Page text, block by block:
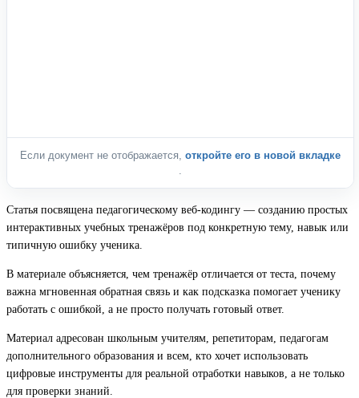
Если документ не отображается, откройте его в новой вкладке
Статья посвящена педагогическому веб-кодингу — созданию простых
интерактивных учебных тренажёров под конкретную тему, навык или
типичную ошибку ученика.
В материале объясняется, чем тренажёр отличается от теста, почему
важна мгновенная обратная связь и как подсказка помогает ученику
работать с ошибкой, а не просто получать готовый ответ.
Материал адресован школьным учителям, репетиторам, педагогам
дополнительного образования и всем, кто хочет использовать
цифровые инструменты для реальной отработки навыков, а не только
для проверки знаний.